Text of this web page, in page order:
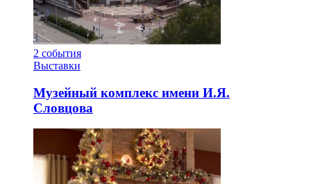
2 события
Выставки
Музейный комплекс имени И.Я.
Словцова